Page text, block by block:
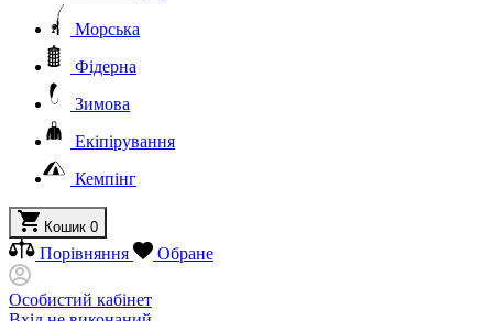
Морська
Фідерна
Зимова
Екіпірування
Кемпінг
Кошик 0
Порівняння Обране
Особистий кабінет